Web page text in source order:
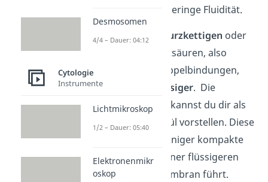
Membranen eine geringe Fluidität.
Membranen aus
kurzkettigen oder
Fettsäuren, also
Fettsäuren mit Doppelbindungen,
sind hingegen
flüssiger. Die
Doppelbindungen kannst du dir als
„Knicke“ im Molekül vorstellen. Diese
sorgen für eine weniger kompakte
Struktur, was zu einer flüssigeren
Konsistenz der Membran führt.
Desmosomen
4/4 – Dauer: 04:12
Cytologie
Instrumente
Lichtmikroskop
1/2 – Dauer: 05:40
Elektronenmikr
oskop